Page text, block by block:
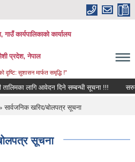
गाउँ कार्यपालिकाको कार्यालय
प्रदेश, नेपाल
दृष्टि: सुशासन मार्फत समृद्धि !"
लागि आवेदन दिने सम्बन्धी सूचना !!!
सार्वजनिक खरिद/बोलपत्र सूचना
सूचना